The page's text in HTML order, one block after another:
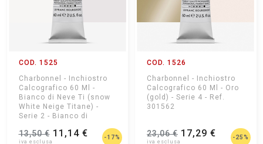
COD. 1525
Charbonnel - Inchiostro
Calcografico 60 Ml -
Bianco di Neve Ti (snow
White Neige Titane) -
Serie 2 - Bianco di
301570
13,50 €11,14 € -17%
COD. 1526
Charbonnel - Inchiostro
Calcografico 60 Ml - Oro
(gold) - Serie 4 - Ref.
301562
23,06 € 17,29 € -25%